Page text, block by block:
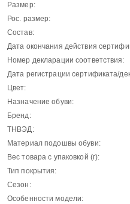
Размер:
Рос. размер:
Состав:
Дата окончания действия
Номер декларации соответствия:
Дата регистрации сертификата/
Цвет:
Назначение обуви:
Бренд:
ТНВЭД:
Материал подошвы обуви:
Вес товара с упаковкой (г):
Тип покрытия:
Сезон:
Особенности модели: